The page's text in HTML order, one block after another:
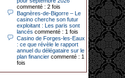
Le plus gros gain gagné depuis plus
de 20 ans dans l’établissement.
31-03-2026|
Série de jackpots au casino JOA de
Gujan-Mestras : ce mois de mars a
été fructueux pour quelques
commenté : 2 fois
Bagnères-de-Bigorre – Le
casino cherche son futur
exploitant : Les paris sont
lancés commenté : 1 fois
Casino de Forges-les-Eaux
: ce que révèle le rapport
annuel du délégataire sur le
plan financier commenté : 1
fois